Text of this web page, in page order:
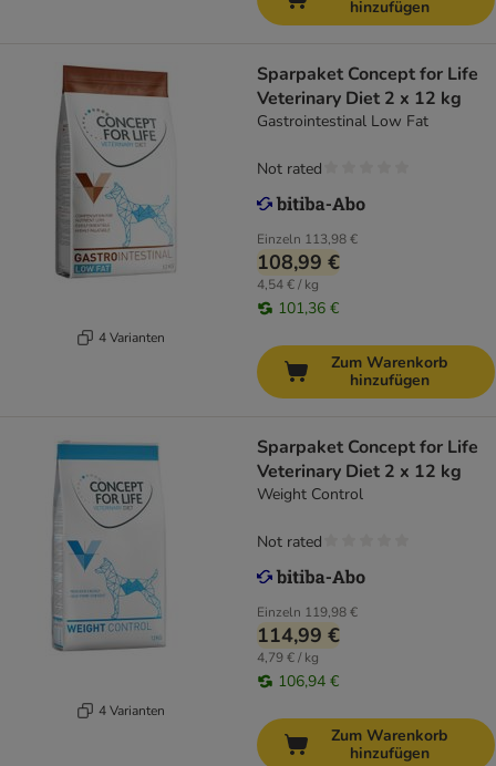
hinzufügen
4 Varianten
Sparpaket Concept for Life
Veterinary Diet 2 x 12 kg
Gastrointestinal Low Fat
Einzeln 113,98 €
108,99 €
4,54 € / kg
101,36 €
Not rated
Zum Warenkorb
hinzufügen
4 Varianten
Sparpaket Concept for Life
Veterinary Diet 2 x 12 kg
Weight Control
Einzeln 119,98 €
114,99 €
4,79 € / kg
106,94 €
Not rated
Zum Warenkorb
hinzufügen